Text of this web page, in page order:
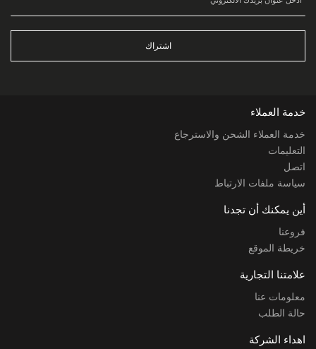
اشتراك
خدمة العملاء
خدمة العملاء الشحن والاسترجاع
التعليمات
اتصل
سياسة ملفات الارتباط
أين يمكنك أن تجدنا
فروعنا
خريطة الموقع
علامتنا التجارية
معلومات عنا
حالة الطلب
اهداء الشركة